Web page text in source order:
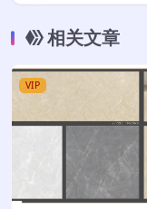
相关文章
VIP